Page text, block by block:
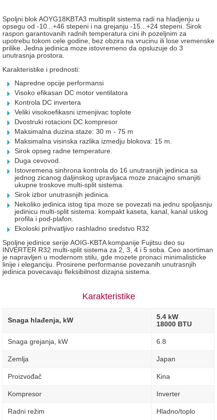
Spoljni blok AOYG18KBTA3 multisplit sistema radi na hladjenju u
opsegu od -10...+46 stepeni i na grejanju -15...+24 stepeni. Sirok
raspon garantovanih radnih temperatura cini ih pozeljnim za
upotrebu tokom cele godine, bez obzira na vrucinu ili lose vremenske
prilike. Jedna jedinica moze istovremeno da opsluzuje do 3
unutrasnja prostora.
Karakteristike i prednosti:
Napredne opcije performansi
Visoko efikasan DC motor ventilatora
Kontrola DC invertera
Veliki visokoefikasni izmenjivac toplote
Dvostruki rotacioni DC kompresor
Maksimalna duzina staze: 30 m - 75 m
Maksimalna visinska razlika izmedju blokova: 15 m.
Sirok opseg radne temperature.
Duga cevovod.
Istovremena sinhrona kontrola do 16 unutrasnjih jedinica sa
jednog zicanog daljinskog upravljaca moze znacajno smanjiti
ukupne troskove multi-split sistema.
Sirok izbor unutrasnjih jedinica.
Nekoliko jedinica istog tipa moze se povezati na jednu spoljasnju
jedinicu multi-split sistema: kompakt kaseta, kanal, kanal uskog
profila i pod-plafon.
Ekoloski prihvatljivo rashladno sredstvo R32
Spoljne jedinice serije AOIG-KBTA kompanije Fujitsu deo su
INVERTER R32 multi-split sistema za 2, 3, 4 i 5 soba. Ceo asortiman
je napravljen u modernom stilu, gde mozete pronaci minimalisticke
linije i eleganciju. Prosirene performanse povezanih unutrasnjih
jedinica povecavaju fleksibilnost dizajna sistema.
Karakteristike
Snaga hlađenja, kW
5.4 kW
18000 BTU
Snaga grejanja, kW 6.8
Zemlja Japan
Proizvođač Kina
Kompresor Inverter
Radni režim Hladno/toplo